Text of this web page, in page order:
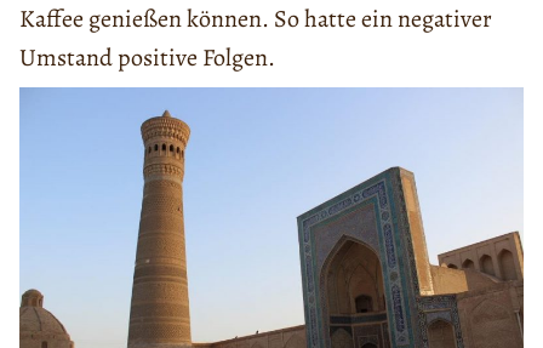
Kaffee genießen können. So hatte ein negativer
Umstand positive Folgen.